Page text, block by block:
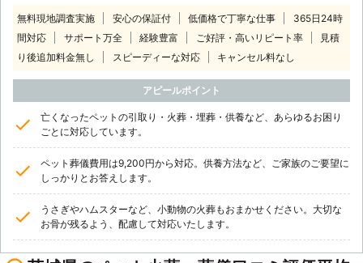
無料現地調査実施 安心の保証付 低価格で丁寧な仕事
365日24時
間対応
サポート万全 経験豊富 ご好評・高いリピート率
見積
り後追加料金無し
スピーディーな対応 キャンセル料なし
アピールポイント
亡くなったペットの引取り・火葬・埋葬・供養など、あらゆるお困り
ごとに対応しています。
ペット葬儀費用は9,200円から対応。供養方法など、ご家族のご要望に
しっかりとお答えします。
うさぎやハムスターなど、小動物の火葬もおまかせください。大切な
お骨が残るよう、配慮して対応いたします。